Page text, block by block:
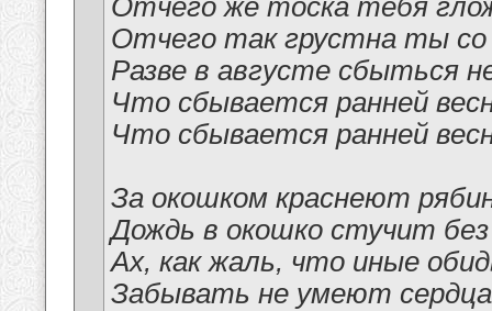
Отчего же тоска тебя
Отчего так грустна ты со
Разве в августе сбыться
Что сбывается ранней
Что сбывается ранней
За окошком краснеют
Дождь в окошко стучит без
Ах, как жаль, что иные
Забывать не умеют сердца